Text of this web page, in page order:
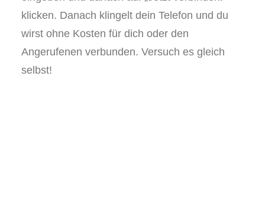
klicken. Danach klingelt dein Telefon und du
wirst ohne Kosten für dich oder den
Angerufenen verbunden. Versuch es gleich
selbst!